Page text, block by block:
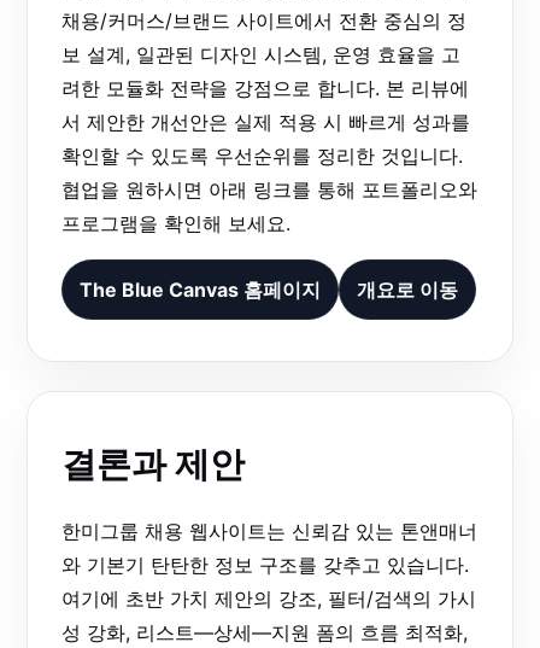
채용/커머스/브랜드 사이트에서 전환 중심의 정
보 설계, 일관된 디자인 시스템, 운영 효율을 고
려한 모듈화 전략을 강점으로 합니다. 본 리뷰에
서 제안한 개선안은 실제 적용 시 빠르게 성과를
확인할 수 있도록 우선순위를 정리한 것입니다.
협업을 원하시면 아래 링크를 통해 포트폴리오와
프로그램을 확인해 보세요.
The Blue Canvas 홈페이지 개요로 이동
결론과 제안
한미그룹 채용 웹사이트는 신뢰감 있는 톤앤매너
와 기본기 탄탄한 정보 구조를 갖추고 있습니다.
여기에 초반 가치 제안의 강조, 필터/검색의 가시
성 강화, 리스트—상세—지원 폼의 흐름 최적화,